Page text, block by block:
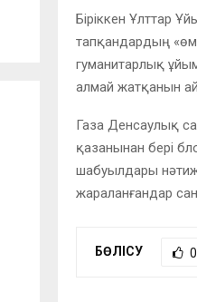
Біріккен Ұлттар
тапқандардың
гуманитарлық
алмай жатқанын
Газа Денсаулық
қазанынан бері
шабуылдары
жараланғандар
БӨЛІСУ 0